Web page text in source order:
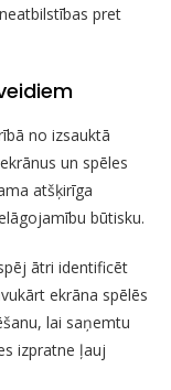
pret
no izsauktā
un spēles
atšķirīga
būtisku.
ātri identificēt
ekrāna spēlēs
lai saņemtu
izpratne ļauj